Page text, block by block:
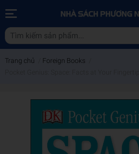
Trang chủ Foreign Books